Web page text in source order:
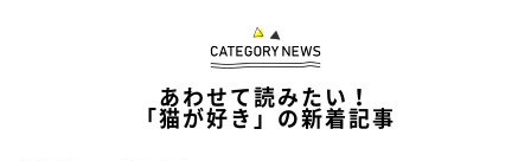
当時の様子について、話を聞いた！
あわせて読みたい！
「猫が好き」の新着記事